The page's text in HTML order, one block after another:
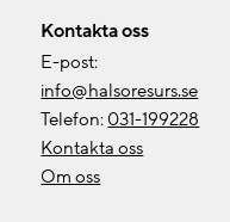
Kontakta oss
E-post:
info@halsoresurs.se
Telefon: 031-199228
Kontakta oss
Om oss